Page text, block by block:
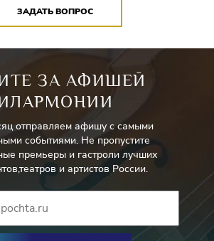
ЗАДАТЬ ВОПРОС
ЗА АФИШЕЙ
отправляем афишу с самыми
событиями. Не пропустите
премьеры и гастроли лучших
и артистов России.